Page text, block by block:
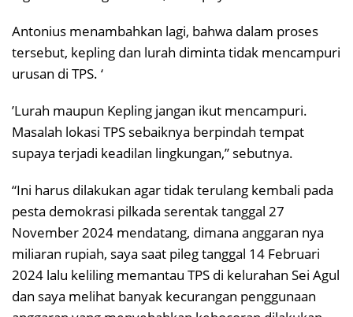
Antonius menambahkan lagi, bahwa dalam proses
tersebut, kepling dan lurah diminta tidak mencampuri
urusan di TPS. ‘
’Lurah maupun Kepling jangan ikut mencampuri.
Masalah lokasi TPS sebaiknya berpindah tempat
supaya terjadi keadilan lingkungan,’’ sebutnya.
“Ini harus dilakukan agar tidak terulang kembali pada
pesta demokrasi pilkada serentak tanggal 27
November 2024 mendatang, dimana anggaran nya
miliaran rupiah, saya saat pileg tanggal 14 Februari
2024 lalu keliling memantau TPS di kelurahan Sei Agul
dan saya melihat banyak kecurangan penggunaan